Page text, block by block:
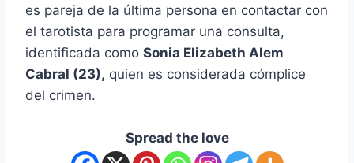
es pareja de la última persona en contactar con
el tarotista para programar una consulta,
identificada como Sonia Elizabeth Alem
Cabral (23), quien es considerada cómplice
del crimen.
Spread the love